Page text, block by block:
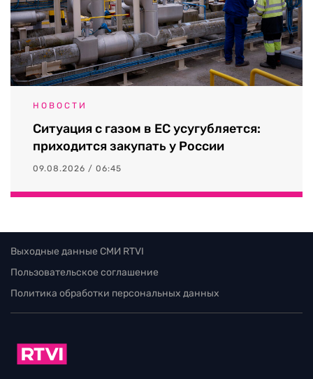
НОВОСТИ
Ситуация с газом в ЕС усугубляется:
приходится закупать у России
09.08.2026 / 06:45
Выходные данные СМИ RTVI
Пользовательское соглашение
Политика обработки персональных данных